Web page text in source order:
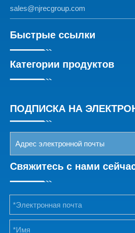
sales@njrecgroup.com
Быстрые ссылки
Категории продуктов
ПОДПИСКА НА
Свяжитесь с нами